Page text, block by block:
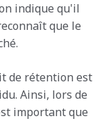
indique qu'il
que le
de rétention est
Ainsi, lors de
important que